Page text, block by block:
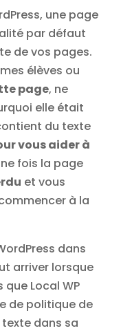
une page
par défaut
de vos pages.
élèves ou
page, ne
elle était
du texte
vous aider à
fois la page
et vous
à la
dans
arriver lorsque
Local WP
de politique de
dans sa